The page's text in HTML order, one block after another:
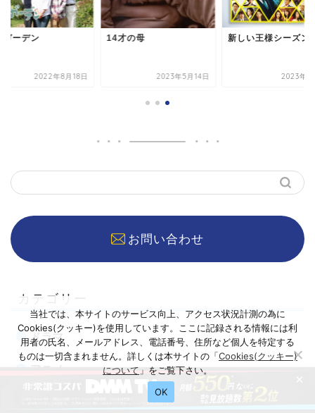
ガーデン
2022年8月18日
14才の母
2023年5月14日
新しい王様シーズン
2023年4
お問い合わせ
カテゴリー
ドラマ
当社では、本サイトのサービス向上、アクセス状況計測の為に
Cookies(クッキー)を使用しています。ここに記録される情報には利
用者の氏名、メールアドレス、電話番号、住所など個人を特定する
ものは一切含まれません。詳しくは本サイトの「Cookies(クッキー)
について 」をご覧下さい。
OK